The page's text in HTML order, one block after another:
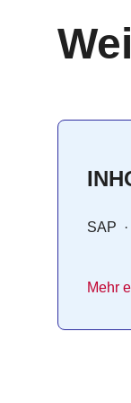
:
SAP ·
Mehr